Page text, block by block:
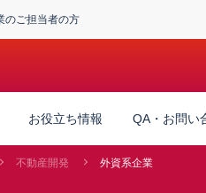
のご担当者の方
お役立ち情報 QA・お問い
不動産開発 外資系企業